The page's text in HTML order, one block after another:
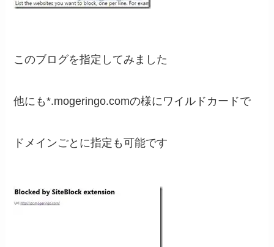
このブログを指定してみました
他にも*.mogeringo.comの様にワイルドカードで
ドメインごとに指定も可能です